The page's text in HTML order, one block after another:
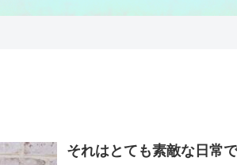
それはとても素敵な日常